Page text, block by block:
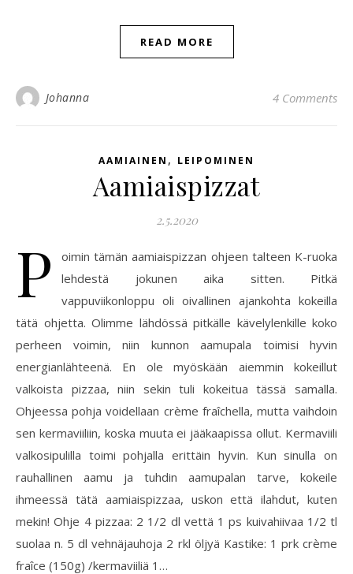
READ MORE
Johanna 4 Comments
AAMIAINEN , LEIPOMINEN
Aamiaispizzat
2.5.2020
P
oimin tämän aamiaispizzan ohjeen talteen K-ruoka
lehdestä jokunen aika sitten. Pitkä
vappuviikonloppu oli oivallinen ajankohta kokeilla
tätä ohjetta. Olimme lähdössä pitkälle kävelylenkille koko
perheen voimin, niin kunnon aamupala toimisi hyvin
energianlähteenä. En ole myöskään aiemmin kokeillut
valkoista pizzaa, niin sekin tuli kokeitua tässä samalla.
Ohjeessa pohja voidellaan crème fraîchella, mutta vaihdoin
sen kermaviiliin, koska muuta ei jääkaapissa ollut. Kermaviili
valkosipulilla toimi pohjalla erittäin hyvin. Kun sinulla on
rauhallinen aamu ja tuhdin aamupalan tarve, kokeile
ihmeessä tätä aamiaispizzaa, uskon että ilahdut, kuten
mekin! Ohje 4 pizzaa: 2 1/2 dl vettä 1 ps kuivahiivaa 1/2 tl
suolaa n. 5 dl vehnäjauhoja 2 rkl öljyä Kastike: 1 prk crème
fraîce (150g) /kermaviiliä 1…